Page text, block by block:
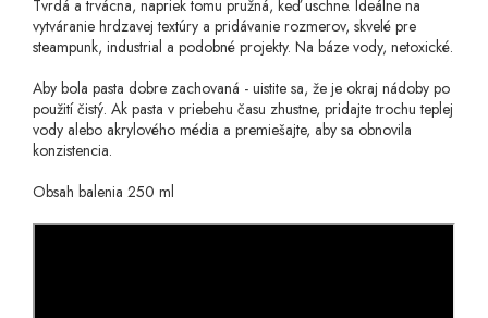
Tvrdá a trvácna, napriek tomu pružná, keď uschne. Ideálne na
vytváranie hrdzavej textúry a pridávanie rozmerov, skvelé pre
steampunk, industrial a podobné projekty. Na báze vody, netoxické.
Aby bola pasta dobre zachovaná - uistite sa, že je okraj nádoby po
použití čistý. Ak pasta v priebehu času zhustne, pridajte trochu teplej
vody alebo akrylového média a premiešajte, aby sa obnovila
konzistencia.
Obsah balenia 250 ml